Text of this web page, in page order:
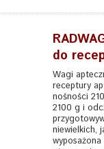
do
Wagi
receptury
nośności
2100 g i
niewielkich,